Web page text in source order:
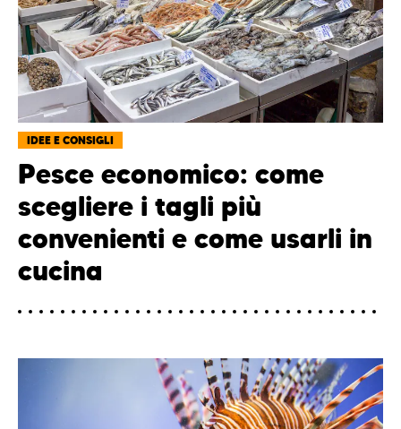
IDEE E CONSIGLI
Pesce economico: come
scegliere i tagli più
convenienti e come usarli in
cucina